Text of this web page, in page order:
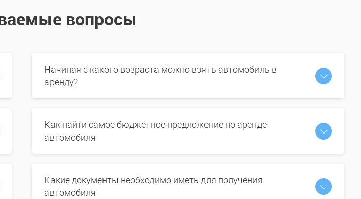
вопросы
Начиная с какого возраста можно взять автомобиль в
аренду?
Как найти самое бюджетное предложение по аренде
автомобиля
Какие документы необходимо иметь для получения
автомобиля